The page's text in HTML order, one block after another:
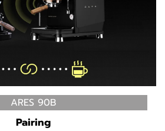
ARES 90B
Pairing